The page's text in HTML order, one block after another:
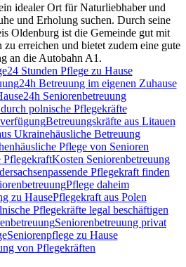
idealer Ort für Naturliebhaber und
und Erholung suchen. Durch seine
Oldenburg ist die Gemeinde gut mit
erreichen und bietet zudem eine gute
an die Autobahn A1.
24 Stunden Pflege zu Hause
24h Betreuung im eigenen Zuhause
24h Seniorenbetreuung
polnische Pflegekräfte
Betreuungskräfte aus Litauen
Ukrainehäusliche Betreuung
häusliche Pflege von Senioren
PflegekraftKosten Seniorenbetreuung
passende Pflegekraft finden
Pflege daheim
zu HausePflegekraft aus Polen
Pflegekräfte legal beschäftigen
Seniorenbetreuung privat
Seniorenpflege zu Hause
von Pflegekräften